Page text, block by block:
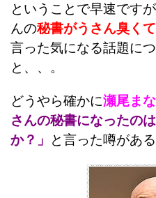
ということで早速です
んの秘書がうさん臭く
言った気になる話題に
と、、。
どうやら確かに瀬尾ま
さんの秘書になったの
か？」
と言った噂があ